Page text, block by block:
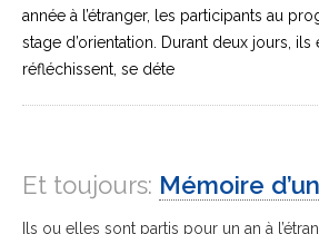
année à l’étranger, les participants au
stage d’orientation. Durant deux jours, ils
réfléchissent, se déte
Et toujours: Mémoire
Ils ou elles sont partis pour un an à